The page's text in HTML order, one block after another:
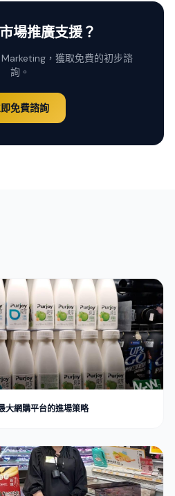
場推廣支援？
Marketing，獲取免費的初步諮
詢。
免費諮詢
大網購平台的進場策略